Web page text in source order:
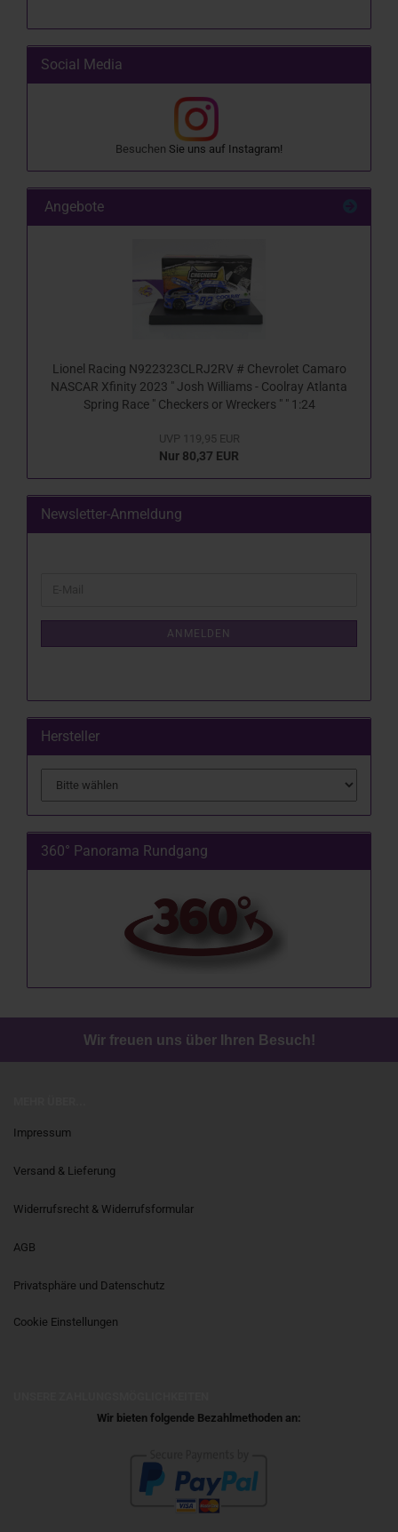
Social Media
Besuchen Sie uns auf Instagram!
Angebote
Lionel Racing N922323CLRJ2RV # Chevrolet Camaro
NASCAR Xfinity 2023 " Josh Williams - Coolray Atlanta
Spring Race " Checkers or Wreckers " " 1:24
UVP 119,95 EUR
Nur 80,37 EUR
Newsletter-Anmeldung
ANMELDEN
Hersteller
360° Panorama Rundgang
Wir freuen uns über Ihren Besuch!
Impressum
Versand & Lieferung
Widerrufsrecht & Widerrufsformular
AGB
Privatsphäre und Datenschutz
Cookie Einstellungen
Wir bieten folgende Bezahlmethoden an: